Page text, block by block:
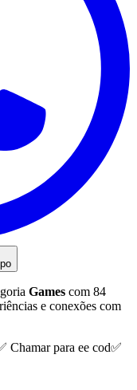
Games com 84
e conexões com
Chamar para ee cod✅